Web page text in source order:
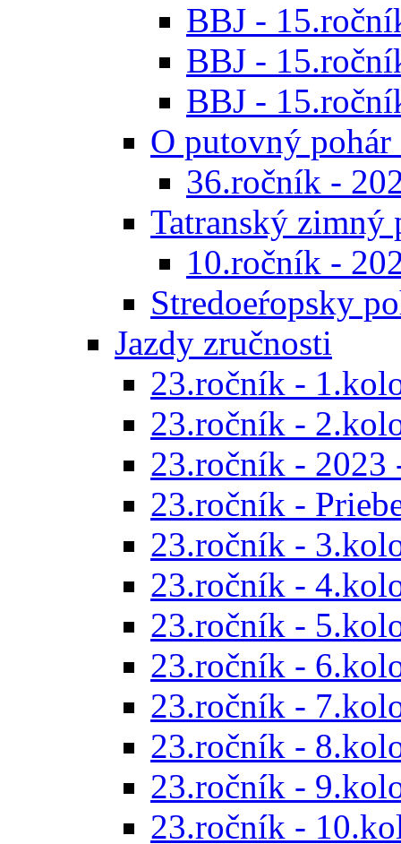
BBJ -
BBJ -
BBJ -
O putovný
36.ročník -
Tatranský zimný
10.ročník -
Stredoeŕopsky
Jazdy zručnosti
23.ročník -
23.ročník -
23.ročník - 2023
23.ročník -
23.ročník -
23.ročník -
23.ročník -
23.ročník -
23.ročník -
23.ročník -
23.ročník -
23.ročník -